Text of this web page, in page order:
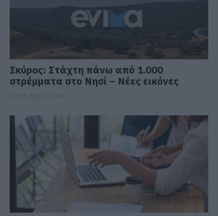
Σκύρος: Στάχτη πάνω από 1.000
στρέμματα στο Νησί – Νέες εικόνες